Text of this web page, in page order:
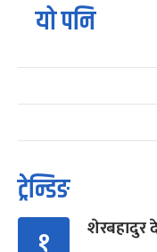
यो पनि
ट्रेन्डिङ
१ शेरबहादुर